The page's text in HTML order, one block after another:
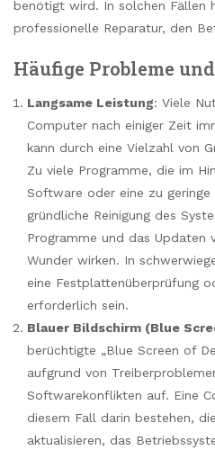
benötigt wird. In solchen Fällen
professionelle Reparatur, den
Häufige Probleme
Langsame Leistung: Viele
Computer nach einiger Zeit
kann durch eine Vielzahl von
Zu viele Programme, die im
Software oder eine zu
gründliche Reinigung des
Programme und das Updaten
Wunder wirken. In
eine Festplattenüberprüfung
erforderlich sein.
Blauer Bildschirm (Blue
berüchtigte „Blue Screen of
aufgrund von
Softwarekonflikten auf. Eine
diesem Fall darin bestehen,
aktualisieren, das